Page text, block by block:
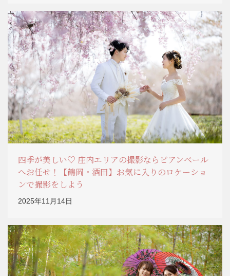
四季が美しい♡ 庄内エリアの撮影ならビアンベール
へお任せ！【鶴岡・酒田】お気に入りのロケーショ
ンで撮影をしよう
2025年11月14日